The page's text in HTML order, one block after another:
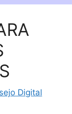
Digital